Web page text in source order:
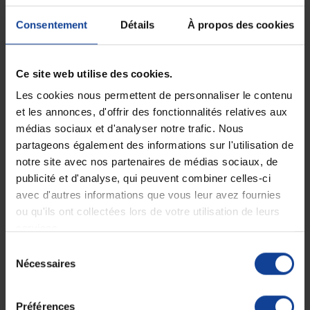
Consentement Détails À propos des cookies
Ce site web utilise des cookies.
Les cookies nous permettent de personnaliser le contenu
et les annonces, d'offrir des fonctionnalités relatives aux
médias sociaux et d'analyser notre trafic. Nous
partageons également des informations sur l'utilisation de
notre site avec nos partenaires de médias sociaux, de
publicité et d'analyse, qui peuvent combiner celles-ci
avec d'autres informations que vous leur avez fournies
ou qu'ils ont collectées lors de votre utilisation de leurs
Nécessaires
Préférences
charge sécurisée des patients.
Insufflateur autoclavable
ou usage unique...
En magasin uniquement
à partir de 99,42 €